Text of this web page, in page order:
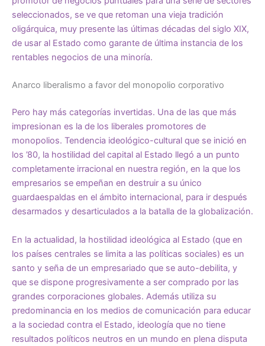
seleccionados, se ve que retoman una vieja tradición
oligárquica, muy presente las últimas décadas del siglo XIX,
de usar al Estado como garante de última instancia de los
rentables negocios de una minoría.
Anarco liberalismo a favor del monopolio corporativo
Pero hay más categorías invertidas. Una de las que más
impresionan es la de los liberales promotores de
monopolios. Tendencia ideológico-cultural que se inició en
los ’80, la hostilidad del capital al Estado llegó a un punto
completamente irracional en nuestra región, en la que los
empresarios se empeñan en destruir a su único
guardaespaldas en el ámbito internacional, para ir después
desarmados y desarticulados a la batalla de la globalización.
En la actualidad, la hostilidad ideológica al Estado (que en
los países centrales se limita a las políticas sociales) es un
santo y seña de un empresariado que se auto-debilita, y
que se dispone progresivamente a ser comprado por las
grandes corporaciones globales. Además utiliza su
predominancia en los medios de comunicación para educar
a la sociedad contra el Estado, ideología que no tiene
resultados políticos neutros en un mundo en plena disputa